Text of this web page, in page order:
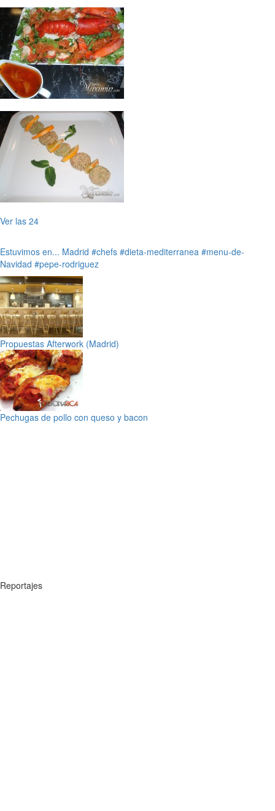
Ver las 24
Estuvimos en... Madrid #chefs #dieta-mediterranea #menu-de-
Navidad #pepe-rodriguez
Propuestas Afterwork (Madrid)
Pechugas de pollo con queso y bacon
Reportajes